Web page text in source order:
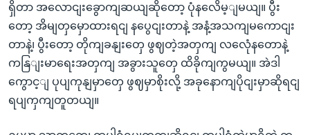
ရှိတာ အလောငျးခွောကျဆယျဆိုတော့ ပုံနလေိမ့ျမယျ။ ပွီး
တော့ အိမျတှမှောထားရငျ နပွေငျးတာနဲ့ အနံ့အသကျမကောငျး
တာနဲ့၊ ပွီးတော့ တိုကျခနျးတှေ ဖွဈတဲ့အတှကျ လလေုံနတောနဲ့
ကနြျးမာရေးအတှကျ အခွားသူတှေ ထိခိုကျကွမယျ။ အဲဒါ
ကွောင့ျ ပုပျကုနျမှာတှေ ဖွဈမှာစိုးလို့ အခုနောကျပိုငျးမှာဆိုရငျ
ရပျကှကျတူတယျ။